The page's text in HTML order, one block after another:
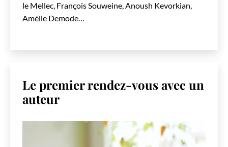
le Mellec, François Souweine, Anoush Kevorkian,
Amélie Demode…
Le premier rendez-vous avec un
auteur